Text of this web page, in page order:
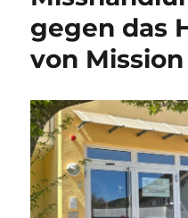
gegen das
von